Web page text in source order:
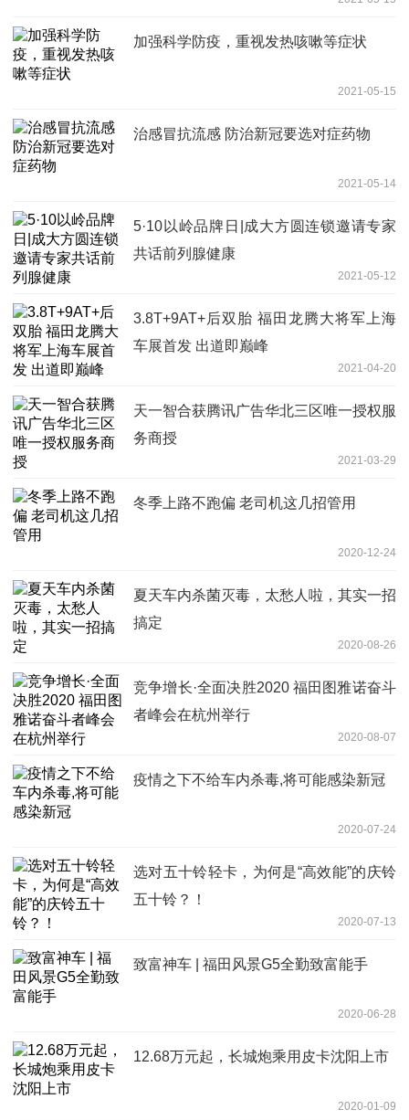
加强科学防疫，重视发热咳嗽等症状
2021-05-15
治感冒抗流感 防治新冠要选对症药物
2021-05-14
5·10以岭品牌日|成大方圆连锁邀请专家
共话前列腺健康
2021-05-12
3.8T+9AT+后双胎 福田龙腾大将军上海
车展首发 出道即巅峰
2021-04-20
天一智合获腾讯广告华北三区唯一授权服
务商授
2021-03-29
冬季上路不跑偏 老司机这几招管用
2020-12-24
夏天车内杀菌灭毒，太愁人啦，其实一招
搞定
2020-08-26
竞争增长·全面决胜2020 福田图雅诺奋斗
者峰会在杭州举行
2020-08-07
疫情之下不给车内杀毒,将可能感染新冠
2020-07-24
选对五十铃轻卡，为何是“高效能”的庆铃
五十铃？！
2020-07-13
致富神车 | 福田风景G5全勤致富能手
2020-06-28
12.68万元起，长城炮乘用皮卡沈阳上市
2020-01-09